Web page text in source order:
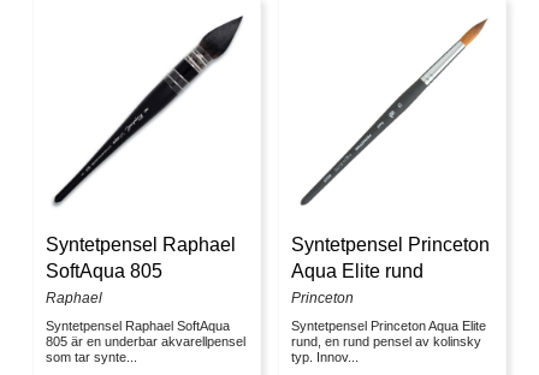
Syntetpensel Raphael
SoftAqua 805
Raphael
Syntetpensel Raphael SoftAqua
805 är en underbar akvarellpensel
som tar synte...
Syntetpensel Princeton
Aqua Elite rund
Princeton
Syntetpensel Princeton Aqua Elite
rund, en rund pensel av kolinsky
typ. Innov...